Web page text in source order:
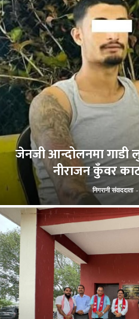
जेनजी आन्दोलनमा गाडी
नीराजन कुँवर
निगरानी संवाददाता -